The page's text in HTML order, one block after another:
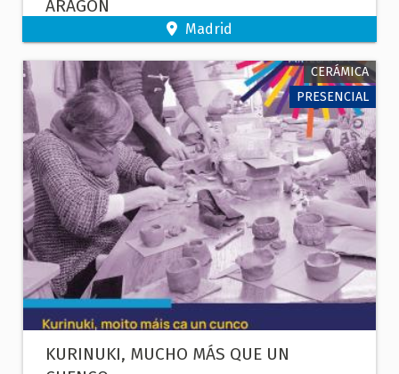
ARAGÓN
Madrid
CERÁMICA
PRESENCIAL
KURINUKI, MUCHO MÁS QUE UN